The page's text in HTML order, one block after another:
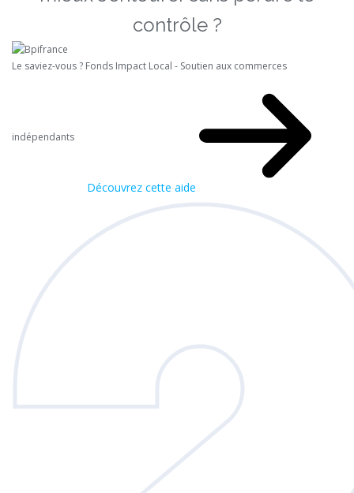
contrôle ?
Le saviez-vous ? Fonds Impact Local - Soutien aux commerces
indépendants
Découvrez cette aide